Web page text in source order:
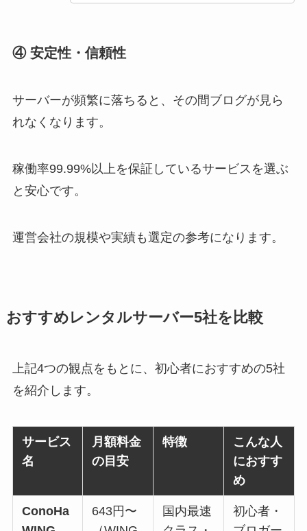
④ 安定性・信頼性
サーバーが頻繁に落ちると、その間ブログが見ら
れなくなります。
稼働率99.99%以上を保証しているサービスを選ぶ
と安心です。
運営会社の規模や実績も選定の参考になります。
おすすめレンタルサーバー5社を比較
上記4つの観点をもとに、初心者におすすめの5社
を紹介します。
サービス
名
月額料金
の目安
特徴
こんな人
におすす
め
ConoHa
643円〜
国内最速
初心者・